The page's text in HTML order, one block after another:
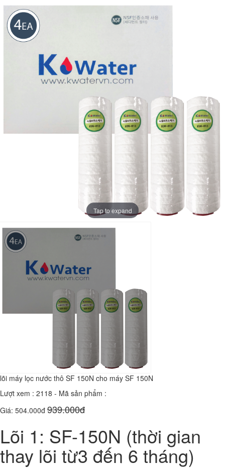
Tap to expand
lõi máy lọc nước thô SF 150N cho máy SF 150N
Lượt xem : 2118 - Mã sản phẩm :
Giá: 504.000đ 939.000đ
Lõi 1: SF-150N (thời gian
thay lõi từ3 đến 6 tháng)